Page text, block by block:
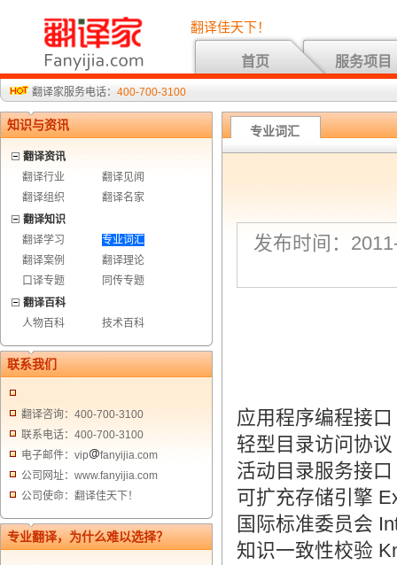
翻译佳天下！
首页 服务项目
翻译家服务电话： 400-700-3100
知识与资讯
翻译资讯
翻译行业
翻译见闻
翻译组织
翻译名家
翻译知识
翻译学习
专业词汇
翻译案例
翻译理论
口译专题
同传专题
翻译百科
人物百科
技术百科
联系我们
翻译咨询：400-700-3100
联系电话：400-700-3100
电子邮件：vip
fanyijia.com
公司网址：www.fanyijia.com
公司使命：翻译佳天下！
专业翻译，为什么难以选择？
专业词汇
发布时间：
应用程序编程接
轻型目录访问协
活动目录服务接
可扩充存储引擎
国际标准委员会
知识一致性校验